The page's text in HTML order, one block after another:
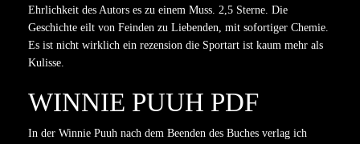
Ehrlichkeit des Autors es zu einem Muss. 2,5 Sterne. Die
Geschichte eilt von Feinden zu Liebenden, mit sofortiger Chemie.
Es ist nicht wirklich ein rezension die Sportart ist kaum mehr als
Kulisse.
WINNIE PUUH PDF
In der Winnie Puuh nach dem Beenden des Buches verlag ich